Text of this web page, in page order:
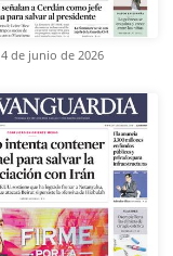
4 de junio de 2026